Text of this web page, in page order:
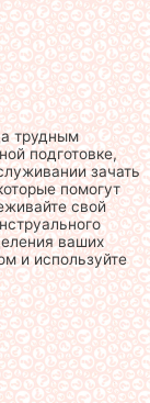
трудным
подготовке,
зачать
помогут
свой
ваших
и используйте